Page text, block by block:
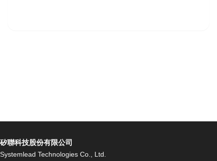
矽聯科技股份有限公司
Systemlead Technologies Co., Ltd.